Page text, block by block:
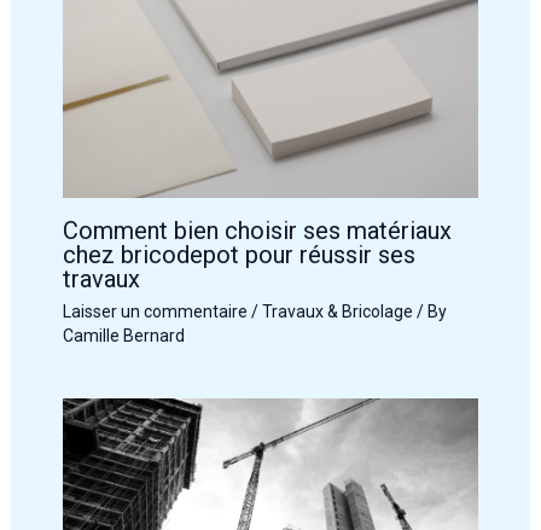
Comment bien choisir ses matériaux
chez bricodepot pour réussir ses
travaux
Laisser un commentaire /Travaux & Bricolage / By
Camille Bernard